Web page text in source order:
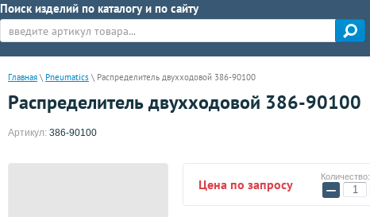
Поиск изделий по каталогу и по сайту
Главная\ Pneumatics \ Распределитель двухходовой 386-90100
Распределитель двухходовой 386-90100
Артикул: 386-90100
Цена по запросу
Количество:
−